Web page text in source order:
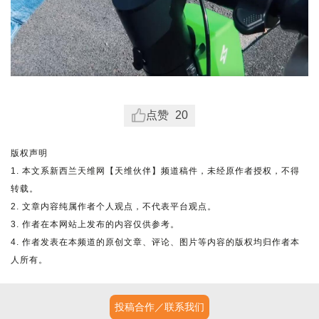
点赞 20
版权声明
1. 本文系新西兰天维网【天维伙伴】频道稿件，未经原作者授权，不得
转载。
2. 文章内容纯属作者个人观点，不代表平台观点。
3. 作者在本网站上发布的内容仅供参考。
4. 作者发表在本频道的原创文章、评论、图片等内容的版权均归作者本
人所有。
投稿合作／联系我们